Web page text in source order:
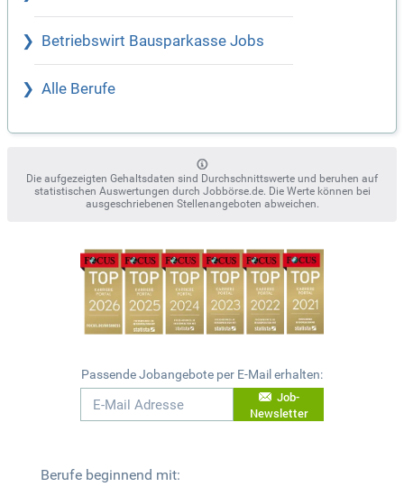
Betriebswirt Bausparkasse Jobs
Alle Berufe
Die aufgezeigten Gehaltsdaten sind Durchschnittswerte und beruhen auf
statistischen Auswertungen durch Jobbörse.de. Die Werte können bei
ausgeschriebenen Stellenangeboten abweichen.
Passende Jobangebote per E-Mail erhalten:
Job-
Newsletter
Berufe beginnend mit: